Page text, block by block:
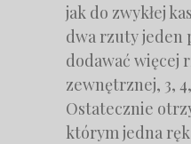
jak do zwykłej
dwa rzuty jeden
dodawać więcej
zewnętrznej, 3,
Ostatecznie
którym jedna